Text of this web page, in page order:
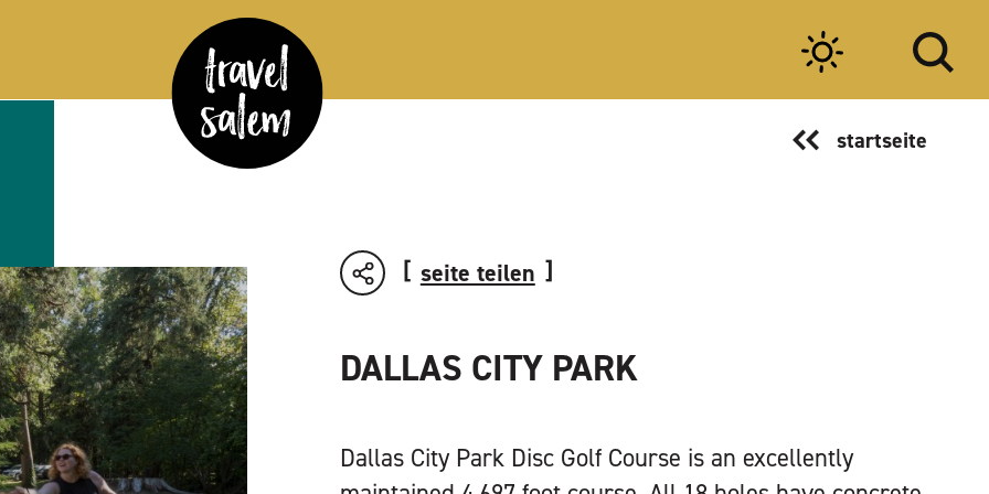
startseite
seite teilen
DALLAS CITY PARK
Dallas City Park Disc Golf Course is an excellently